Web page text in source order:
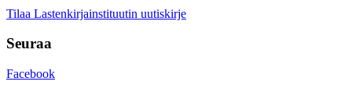
Tilaa Lastenkirjainstituutin uutiskirje
Seuraa
Facebook